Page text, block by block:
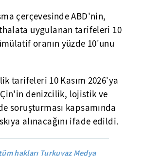
çerçevesinde ABD'nin,
uygulanan tarifeleri 10
oranın yüzde 10'unu
tarifeleri 10 Kasım 2026'ya
Çin'in denizcilik, lojistik ve
soruşturması kapsamında
alınacağını ifade edildi.
hakları Turkuvaz Medya